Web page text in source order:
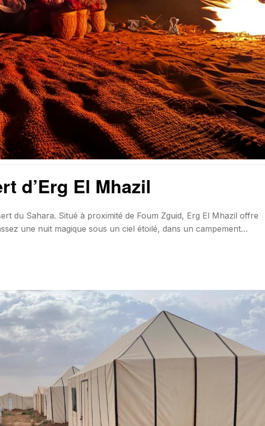
d’Erg El Mhazil
du Sahara. Situé à proximité de Foum Zguid, Erg El Mhazil offre
une nuit magique sous un ciel étoilé, dans un campement
⏳ Durée : 2 jours / 1 nuit📍 Point de départ : Foum Zguid